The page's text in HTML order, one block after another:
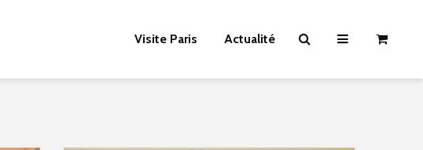
Visite Paris Actualité